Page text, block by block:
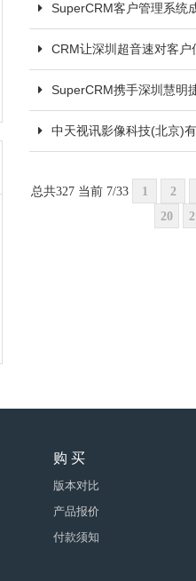
SuperCRM客户管理系统
CRM让深圳超音速对客
SuperCRM携手深圳慧明
中天视讯影像科技(北京)
总共327 当前 7/33 1
2
20
购 买
版本对比
产品报价
付款须知